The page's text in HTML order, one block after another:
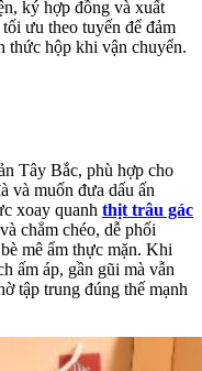
ký hợp đồng và xuất
ưu theo tuyến để đảm
thức hộp khi vận chuyển.
Tây Bắc, phù hợp cho
và muốn đưa dấu ấn
xoay quanh thịt trâu gác
chẳm chéo, dễ phối
mê ẩm thực mặn. Khi
ấm áp, gần gũi mà vẫn
tập trung đúng thế mạnh